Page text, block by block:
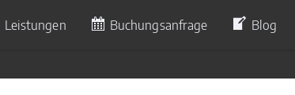
Leistungen Buchungsanfrage Blog